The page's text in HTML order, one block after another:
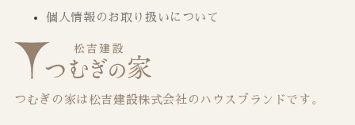
個人情報のお取り扱いについて
つむぎの家は松吉建設株式会社の ハウス ブランドです。